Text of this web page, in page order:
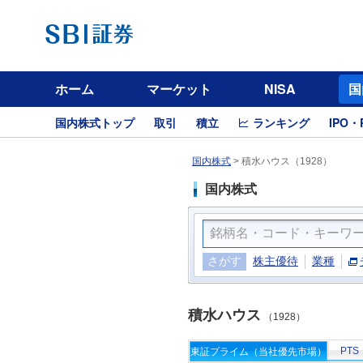
ホーム マーケット NISA
国内株式トップ 取引 積立 ランキング IPO・
国内株式 > 積水ハウス（1928）
国内株式
さがす 株主優待 業種
積水ハウス （1928）
東証プライム（当社優先市場） PTS